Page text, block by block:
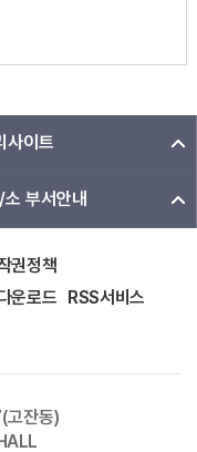
사이트
부서안내
권정책
운로드 RSS서비스
고잔동)